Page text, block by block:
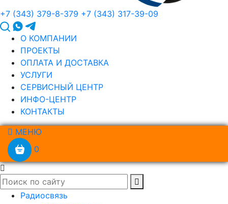
+7 (343) 379-8-379 +7 (343) 317-39-09
О КОМПАНИИ
ПРОЕКТЫ
ОПЛАТА И ДОСТАВКА
УСЛУГИ
СЕРВИСНЫЙ ЦЕНТР
ИНФО-ЦЕНТР
КОНТАКТЫ
МЕНЮ
0
Радиосвязь